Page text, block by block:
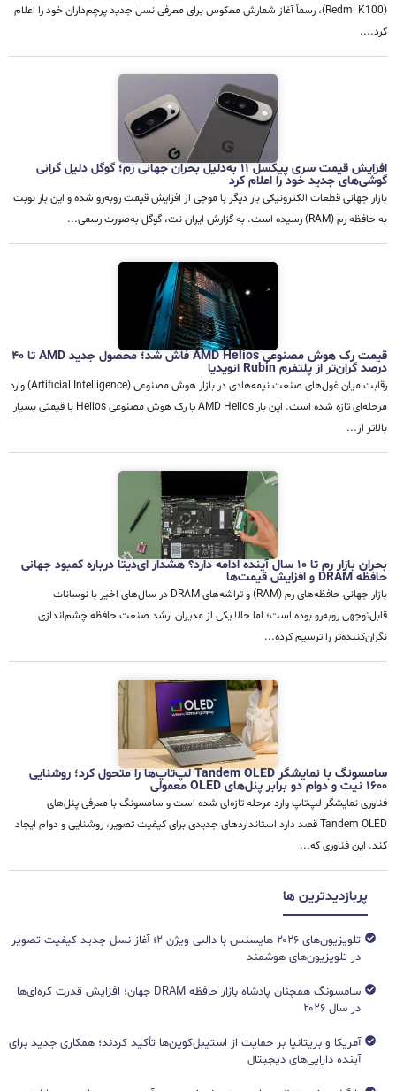
(Redmi K100)، رسماً آغاز شمارش معکوس برای معرفی نسل جدید پرچم‌داران خود را اعلام
کرد....
افزایش قیمت سری پیکسل ۱۱ به‌دلیل بحران جهانی رم؛ گوگل دلیل گرانی
گوشی‌های جدید خود را اعلام کرد
بازار جهانی قطعات الکترونیکی بار دیگر با موجی از افزایش قیمت روبه‌رو شده و این بار نوبت
به حافظه رم (RAM) رسیده است. به گزارش ایران نت، گوگل به‌صورت رسمی...
قیمت رک هوش مصنوعی AMD Helios فاش شد؛ محصول جدید AMD تا ۴۰
درصد گران‌تر از پلتفرم Rubin انویدیا
رقابت میان غول‌های صنعت نیمه‌هادی در بازار هوش مصنوعی (Artificial Intelligence) وارد
مرحله‌ای تازه شده است. این بار AMD Helios یا رک هوش مصنوعی Helios با قیمتی بسیار
بالاتر از...
بحران بازار رم تا ۱۰ سال آینده ادامه دارد؟ هشدار ای‌دیتا درباره کمبود جهانی
حافظه DRAM و افزایش قیمت‌ها
بازار جهانی حافظه‌های رم (RAM) و تراشه‌های DRAM در سال‌های اخیر با نوسانات
قابل‌توجهی روبه‌رو بوده است؛ اما حالا یکی از مدیران ارشد صنعت حافظه چشم‌اندازی
نگران‌کننده‌تر را ترسیم کرده...
سامسونگ با نمایشگر Tandem OLED لپ‌تاپ‌ها را متحول کرد؛ روشنایی
۱۶۰۰ نیت و دوام دو برابر پنل‌های OLED معمولی
فناوری نمایشگر لپ‌تاپ وارد مرحله تازه‌ای شده است و سامسونگ با معرفی پنل‌های
Tandem OLED قصد دارد استانداردهای جدیدی برای کیفیت تصویر، روشنایی و دوام ایجاد
کند. این فناوری که...
پربازدیدترین ها
تلویزیون‌های ۲۰۲۶ هایسنس با دالبی ویژن ۲؛ آغاز نسل جدید کیفیت تصویر
در تلویزیون‌های هوشمند
سامسونگ همچنان پادشاه بازار حافظه DRAM جهان؛ افزایش قدرت کره‌ای‌ها
در سال ۲۰۲۶
آمریکا و بریتانیا بر حمایت از استیبل‌کوین‌ها تأکید کردند؛ همکاری جدید برای
آینده دارایی‌های دیجیتال